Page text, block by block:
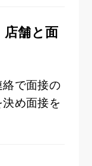
店舗と面
で面接の
め面接を